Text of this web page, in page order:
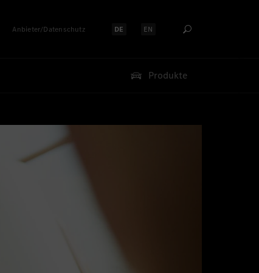
Anbieter/Datenschutz Sprache auswählen:
DE Sprache auswählen:
EN
Produkte